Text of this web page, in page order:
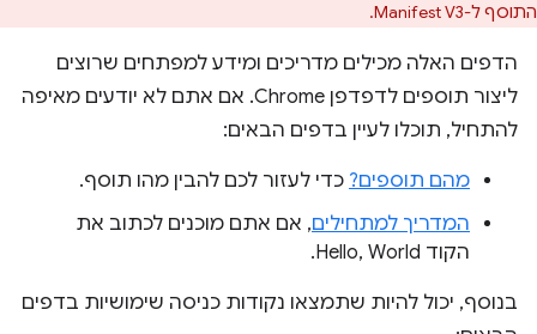
התוסף ל-Manifest V3.
הדפים האלה מכילים מדריכים ומידע למפתחים שרוצים
ליצור תוספים לדפדפן Chrome. אם אתם לא יודעים מאיפה
להתחיל, תוכלו לעיין בדפים הבאים:
מהם תוספים? כדי לעזור לכם להבין מהו תוסף.
המדריך למתחילים, אם אתם מוכנים לכתוב את
הקוד Hello, World.
בנוסף, יכול להיות שתמצאו נקודות כניסה שימושיות בדפים